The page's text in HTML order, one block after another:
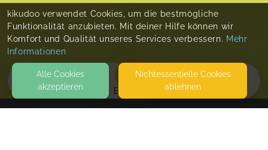
EVENTS
kikudoo verwendet Cookies, um die bestmögliche
Funktionalität anzubieten. Mit deiner Hilfe können wir
Komfort und Qualität unseres Services verbessern. Mehr
Informationen
Alle Cookies
akzeptieren
Nicht­essentielle Cookies
ablehnen